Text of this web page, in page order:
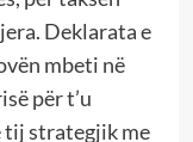
Deklarata e
mbeti në
për t’u
tij strategjik me